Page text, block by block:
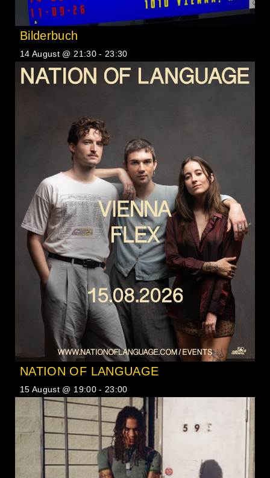
Bilderbuch
14 August @ 21:30- 23:30
NATION OF LANGUAGE
15 August @ 19:00- 23:00